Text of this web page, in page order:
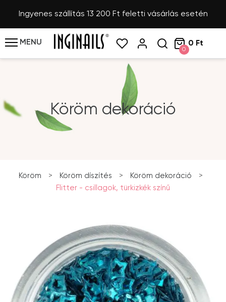
Ingyenes szállítás 13 200 Ft feletti vásárlás esetén
MENU
0
0 Ft
Köröm dekoráció
Köröm > Köröm díszítés > Köröm dekoráció
>
Flitter - csillagok, türkizkék színű